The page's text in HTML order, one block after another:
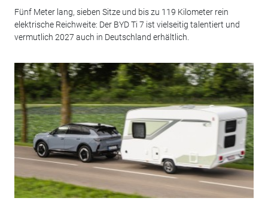
Fünf Meter lang, sieben Sitze und bis zu 119 Kilometer rein
elektrische Reichweite: Der BYD Ti 7 ist vielseitig talentiert und
vermutlich 2027 auch in Deutschland erhältlich.